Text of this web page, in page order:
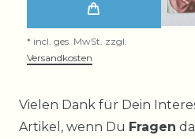
* incl. ges. MwSt. zzgl.
Versandkosten
Vielen Dank für Dein
Artikel, wenn Du Fragen